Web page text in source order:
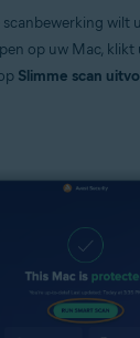
scanbewerking wilt
op uw Mac,
Slimme scan